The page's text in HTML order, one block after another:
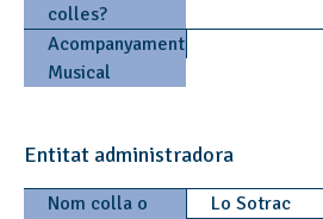
colles?
Acompanyament
Musical
Entitat administradora
Nom colla o
Lo Sotrac